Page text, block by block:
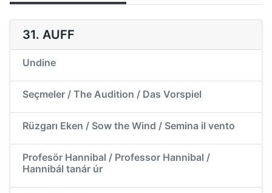
31. AUFF
Undine
Seçmeler / The Audition / Das Vorspiel
Rüzgarı Eken / Sow the Wind / Semina il vento
Profesör Hannibal / Professor Hannibal /
Hannibál tanár úr